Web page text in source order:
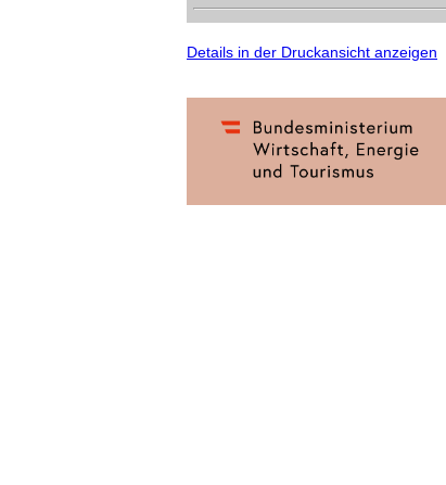
Details in der Druckansicht anzeigen